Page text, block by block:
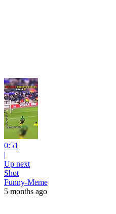
0:51
|
Up next
Shot
Funny-Meme
5 months ago